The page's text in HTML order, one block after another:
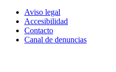
Aviso legal
Accesibilidad
Contacto
Canal de denuncias